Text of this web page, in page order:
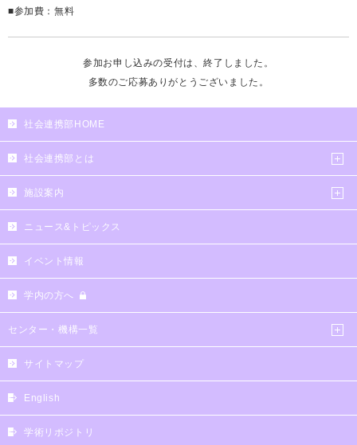
■参加費：無料
参加お申し込みの受付は、終了しました。
多数のご応募ありがとうございました。
社会連携部HOME
社会連携部とは
施設案内
ニュース&トピックス
イベント情報
学内の方へ
センター・機構一覧
サイトマップ
English
学術リポジトリ